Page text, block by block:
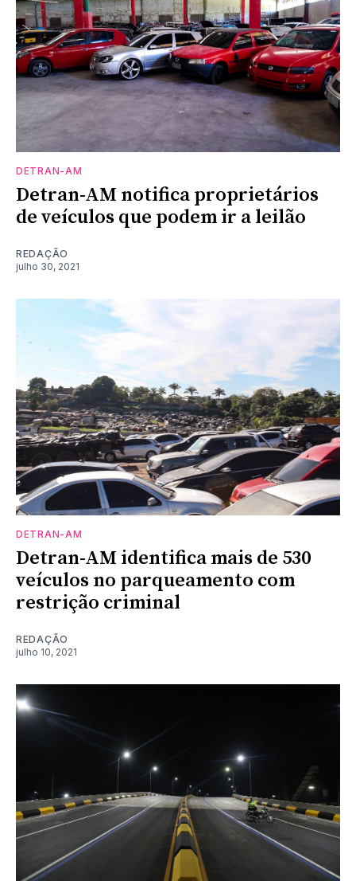
DETRAN-AM
Detran-AM notifica proprietários
de veículos que podem ir a leilão
REDAÇÃO
julho 30, 2021
DETRAN-AM
Detran-AM identifica mais de 530
veículos no parqueamento com
restrição criminal
REDAÇÃO
julho 10, 2021